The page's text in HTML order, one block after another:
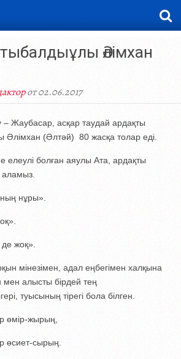
Әлімхан
от 02.06.2017
Жаубасар, асқар таудай ардақты
Әлімхан (Әлтәй) 80 жасқа толар еді.
елеулі болған аяулы Ата, ардақты
аламыз.
нұры».
жоқ».
мінезімен, адал еңбегімен халқына
алысты бірдей тең
туысының тірегі бола білген.
өмір-жырың,
өсиет-сырың.